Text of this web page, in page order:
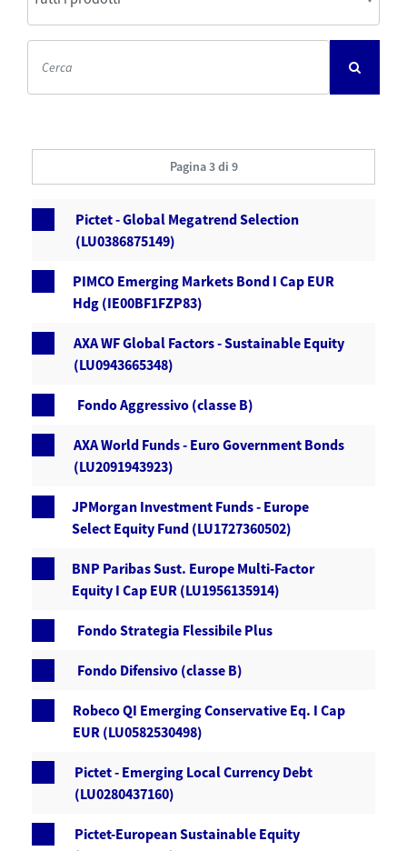
Pagina 3 di 9
Pictet - Global Megatrend Selection
(LU0386875149)
PIMCO Emerging Markets Bond I Cap EUR
Hdg (IE00BF1FZP83)
AXA WF Global Factors - Sustainable Equity
(LU0943665348)
Fondo Aggressivo (classe B)
AXA World Funds - Euro Government Bonds
(LU2091943923)
JPMorgan Investment Funds - Europe
Select Equity Fund (LU1727360502)
BNP Paribas Sust. Europe Multi-Factor
Equity I Cap EUR (LU1956135914)
Fondo Strategia Flessibile Plus
Fondo Difensivo (classe B)
Robeco QI Emerging Conservative Eq. I Cap
EUR (LU0582530498)
Pictet - Emerging Local Currency Debt
(LU0280437160)
Pictet-European Sustainable Equity